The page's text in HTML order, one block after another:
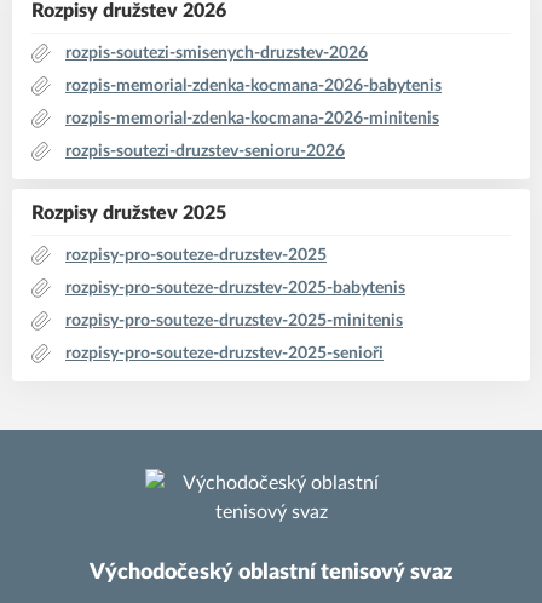
Rozpisy družstev 2026
rozpis-soutezi-smisenych-druzstev-2026
rozpis-memorial-zdenka-kocmana-2026-babytenis
rozpis-memorial-zdenka-kocmana-2026-minitenis
rozpis-soutezi-druzstev-senioru-2026
Rozpisy družstev 2025
rozpisy-pro-souteze-druzstev-2025
rozpisy-pro-souteze-druzstev-2025-babytenis
rozpisy-pro-souteze-druzstev-2025-minitenis
rozpisy-pro-souteze-druzstev-2025-senioři
Východočeský oblastní tenisový svaz